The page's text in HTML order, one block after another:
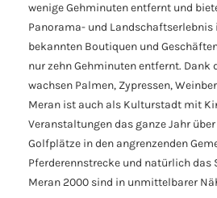
wenige Gehminuten entfernt und
Panorama- und
bekannten Boutiquen und
nur zehn Gehminuten entfernt. Dank
wachsen Palmen, Zypressen,
Meran ist auch als Kulturstadt mit
Veranstaltungen das ganze Jahr
Golfplätze in den angrenzenden
Pferderennstrecke und natürlich das
Meran 2000 sind in unmittelbarer